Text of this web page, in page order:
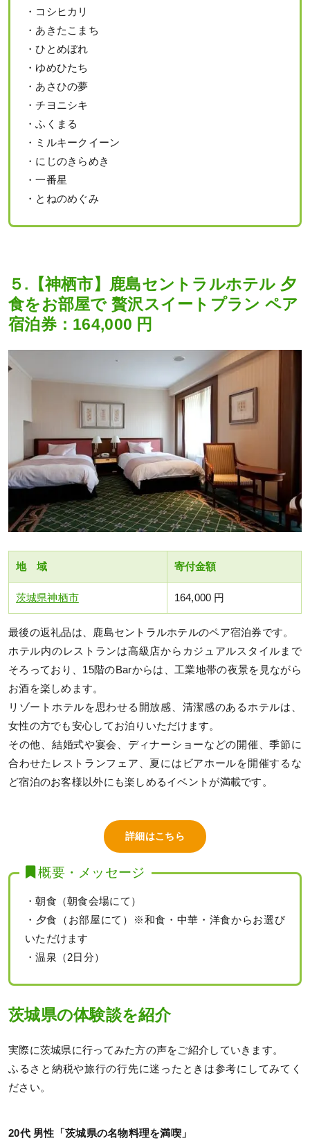
・コシヒカリ
・あきたこまち
・ひとめぼれ
・ゆめひたち
・あさひの夢
・チヨニシキ
・ふくまる
・ミルキークイーン
・にじのきらめき
・一番星
・とねのめぐみ
５.【神栖市】鹿島セントラルホテル 夕
食をお部屋で 贅沢スイートプラン ペア
宿泊券：164,000 円
地 域 寄付金額
茨城県神栖市 164,000 円
最後の返礼品は、鹿島セントラルホテルのペア宿泊券です。
ホテル内のレストランは高級店からカジュアルスタイルまで
そろっており、15階のBarからは、工業地帯の夜景を見ながら
お酒を楽しめます。
リゾートホテルを思わせる開放感、清潔感のあるホテルは、
女性の方でも安心してお泊りいただけます。
その他、結婚式や宴会、ディナーショーなどの開催、季節に
合わせたレストランフェア、夏にはビアホールを開催するな
ど宿泊のお客様以外にも楽しめるイベントが満載です。
詳細はこちら
概要・メッセージ
・朝食（朝食会場にて）
・夕食（お部屋にて）※和食・中華・洋食からお選び
いただけます
・温泉（2日分）
茨城県の体験談を紹介
実際に茨城県に行ってみた方の声をご紹介していきます。
ふるさと納税や旅行の行先に迷ったときは参考にしてみてく
ださい。
20代 男性「茨城県の名物料理を満喫」